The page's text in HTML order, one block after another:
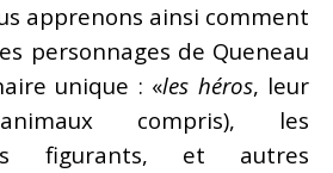
apprenons ainsi comment
personnages de Queneau
unique : «les héros, leur
compris), les
figurants, et autres